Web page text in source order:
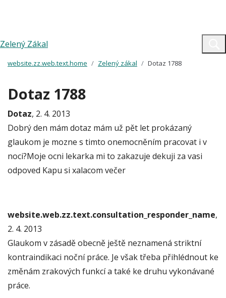
Zelený Zákal
website.zz.web.text.home Zelený zákal Dotaz 1788
Dotaz 1788
Dotaz, 2. 4. 2013
Dobrý den mám dotaz mám už pět let prokázaný
glaukom je mozne s timto onemocněním pracovat i v
noci?Moje ocni lekarka mi to zakazuje dekuji za vasi
odpoved Kapu si xalacom večer
website.web.zz.text.consultation_responder_name,
2. 4. 2013
Glaukom v zásadě obecně ještě neznamená striktní
kontraindikaci noční práce. Je však třeba přihlédnout ke
změnám zrakových funkcí a také ke druhu vykonávané
práce.